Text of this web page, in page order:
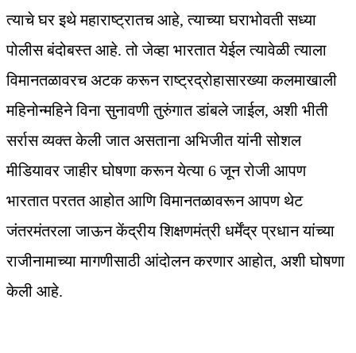
त्याचे घर इथे महाराष्ट्रातच आहे, त्याच्या घराभोवती सध्या
पोलीस बंदोबस्त आहे. तो जेव्हा भारतात येईल त्यावेळी त्याला
विमानतळावरच अटक करून राष्ट्रद्रोहासारख्या कलमाखाली
महिनोन्महिने विना सुनावणी तुरुंगात डांबले जाईल, अशी भीती
सर्रास व्यक्त केली जात असताना अभिजीत यांनी सोशल
मीडियावर जाहीर घोषणा करून येत्या 6 जून रोजी आपण
भारतात परतत आहोत आणि विमानतळावरून आपण थेट
जंतरमंतरला जाऊन केंद्रीय शिक्षणमंत्री धर्मेंद्र प्रधान यांच्या
राजीनामाच्या मागणीसाठी आंदोलन करणार आहोत, अशी घोषणा
केली आहे.